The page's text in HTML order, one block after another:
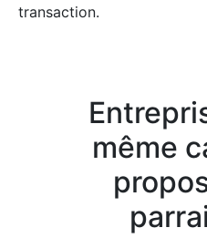
transaction.
même